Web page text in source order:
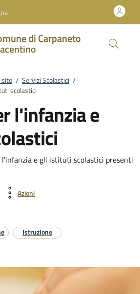
di Carpaneto
sito / Servizi Scolastici /
scolastici
l'infanzia e
e gli istituti scolastici presenti
Azioni
Istruzione